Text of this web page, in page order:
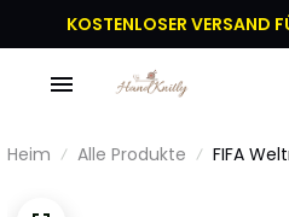
KOSTENLOSER VERSAND
Heim Alle Produkte
FIFA